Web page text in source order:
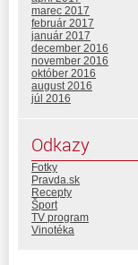
marec 2017
február 2017
január 2017
december 2016
november 2016
október 2016
august 2016
júl 2016
Odkazy
Fotky
Pravda.sk
Recepty
Šport
TV program
Vinotéka